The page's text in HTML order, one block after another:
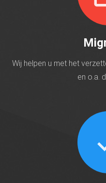
Wij helpen u met het
en o.a.